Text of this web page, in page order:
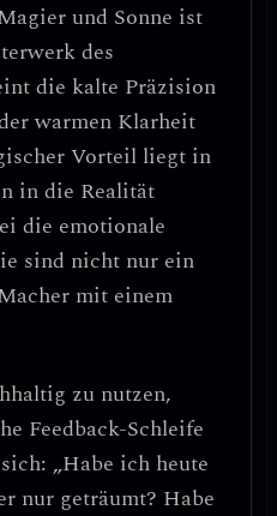
und Sonne ist
des
die kalte Präzision
warmen Klarheit
Vorteil liegt in
in die Realität
die emotionale
sind nicht nur ein
mit einem
zu nutzen,
Feedback-Schleife
„Habe ich heute
nur geträumt? Habe